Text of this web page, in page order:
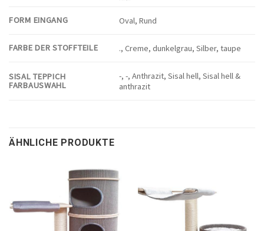
FORM EINGANG Oval, Rund
FARBE DER STOFFTEILE ., Creme, dunkelgrau, Silber, taupe
SISAL TEPPICH
FARBAUSWAHL
-, -, Anthrazit, Sisal hell, Sisal hell &
anthrazit
ÄHNLICHE PRODUKTE